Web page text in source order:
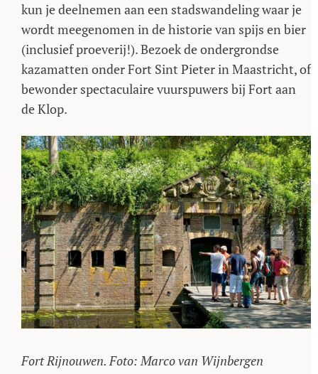
kun je deelnemen aan een stadswandeling waar je
wordt meegenomen in de historie van spijs en bier
(inclusief proeverij!). Bezoek de ondergrondse
kazamatten onder Fort Sint Pieter in Maastricht, of
bewonder spectaculaire vuurspuwers bij Fort aan
de Klop.
Fort Rijnouwen. Foto: Marco van Wijnbergen